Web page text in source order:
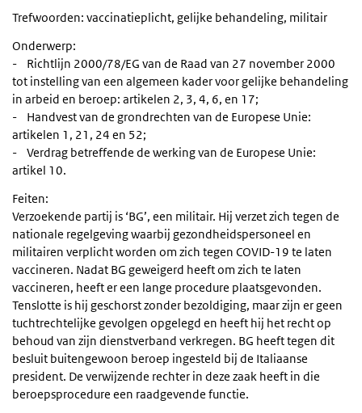
Trefwoorden: vaccinatieplicht, gelijke behandeling, militair
Onderwerp:
- Richtlijn 2000/78/EG van de Raad van 27 november 2000
tot instelling van een algemeen kader voor gelijke behandeling
in arbeid en beroep: artikelen 2, 3, 4, 6, en 17;
- Handvest van de grondrechten van de Europese Unie:
artikelen 1, 21, 24 en 52;
- Verdrag betreffende de werking van de Europese Unie:
artikel 10.
Feiten:
Verzoekende partij is ‘BG’, een militair. Hij verzet zich tegen de
nationale regelgeving waarbij gezondheidspersoneel en
militairen verplicht worden om zich tegen COVID-19 te laten
vaccineren. Nadat BG geweigerd heeft om zich te laten
vaccineren, heeft er een lange procedure plaatsgevonden.
Tenslotte is hij geschorst zonder bezoldiging, maar zijn er geen
tuchtrechtelijke gevolgen opgelegd en heeft hij het recht op
behoud van zijn dienstverband verkregen. BG heeft tegen dit
besluit buitengewoon beroep ingesteld bij de Italiaanse
president. De verwijzende rechter in deze zaak heeft in die
beroepsprocedure een raadgevende functie.